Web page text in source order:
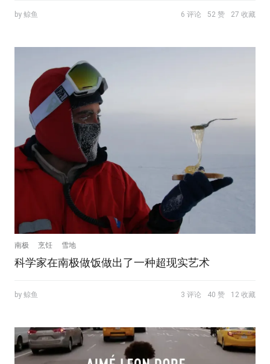
by 鲸鱼 6 评论 52 赞 27 收藏
南极 烹饪 雪地
科学家在南极做饭做出了一种超现实艺术
by 鲸鱼 3 评论 40 赞 12 收藏